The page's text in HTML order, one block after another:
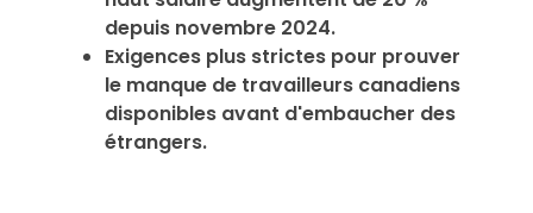
depuis novembre 2024.
Exigences plus strictes pour prouver
le manque de travailleurs canadiens
disponibles avant d'embaucher des
étrangers.